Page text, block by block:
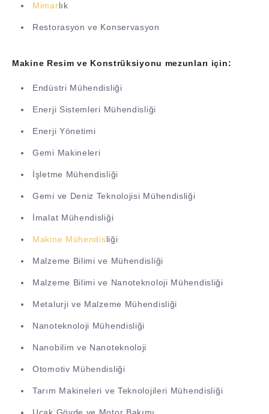
Mimarlık
Restorasyon ve Konservasyon
Makine Resim ve Konstrüksiyonu mezunları için:
Endüstri Mühendisliği
Enerji Sistemleri Mühendisliği
Enerji Yönetimi
Gemi Makineleri
İşletme Mühendisliği
Gemi ve Deniz Teknolojisi Mühendisliği
İmalat Mühendisliği
Makine Mühendisliği
Malzeme Bilimi ve Mühendisliği
Malzeme Bilimi ve Nanoteknoloji Mühendisliği
Metalurji ve Malzeme Mühendisliği
Nanoteknoloji Mühendisliği
Nanobilim ve Nanoteknoloji
Otomotiv Mühendisliği
Tarım Makineleri ve Teknolojileri Mühendisliği